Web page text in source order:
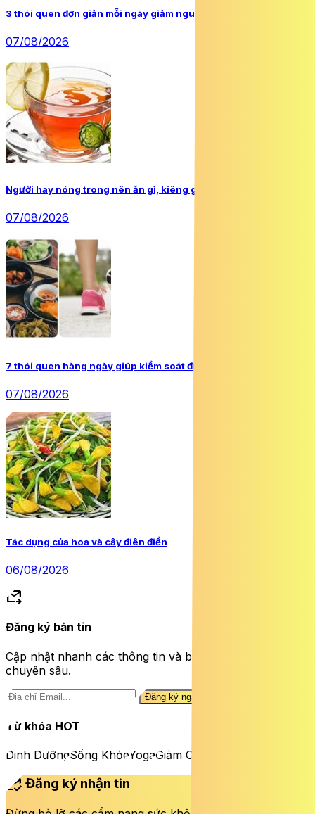
3 thói quen đơn giản mỗi ngày giảm nguy cơ ung thư
07/08/2026
Người hay nóng trong nên ăn gì, kiêng gì theo Đông y?
07/08/2026
7 thói quen hàng ngày giúp kiểm soát đường huyết tự nhiên
07/08/2026
Tác dụng của hoa và cây điên điển
06/08/2026
forward_to_inbox
Đăng ký bản tin
Cập nhật nhanh các thông tin và bài viết sức khỏe
chuyên sâu.
Đăng ký ngay
Từ khóa HOT
Dinh DưỡngSống KhỏeYogaGiảm Cân
mark_email_read Đăng ký nhận tin